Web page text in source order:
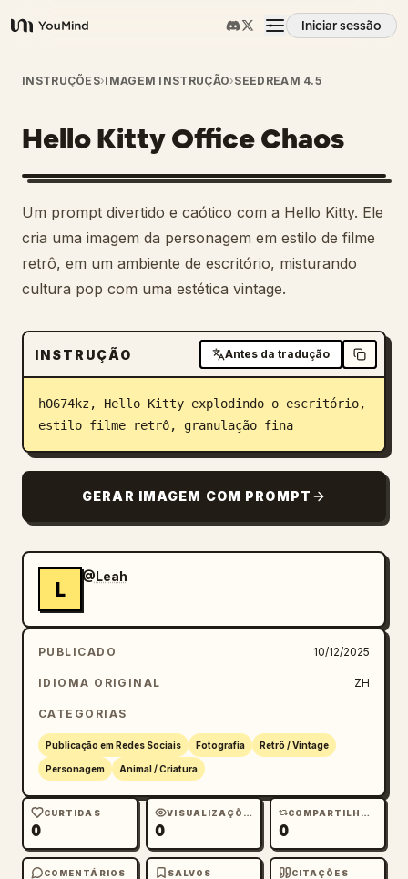
YouMind
Iniciar sessão
Visão geral
Casos de uso
Prompts
Transferir
Blogue
Atualizações
INSTRUÇÕES›IMAGEM INSTRUÇÃO›SEEDREAM 4.5
Hello Kitty Office Chaos
Um prompt divertido e caótico com a Hello Kitty. Ele
cria uma imagem da personagem em estilo de filme
retrô, em um ambiente de escritório, misturando
cultura pop com uma estética vintage.
INSTRUÇÃO Antes da tradução
h0674kz, Hello Kitty explodindo o escritório,
estilo filme retrô, granulação fina
GERAR IMAGEM COM PROMPT
L
@Leah
PUBLICADO 10/12/2025
IDIOMA ORIGINAL ZH
CATEGORIAS
Publicação em Redes Sociais Fotografia Retrô / Vintage
Personagem Animal / Criatura
CURTIDAS
0
VISUALIZAÇÕES
0
COMPARTILHAMENTOS
0
COMENTÁRIOS SALVOS CITAÇÕES